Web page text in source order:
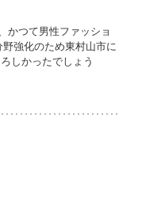
つて男性ファッショ
強化のため東村山市に
しかったでしょう